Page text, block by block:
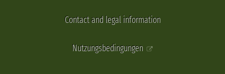
Contact and legal information
Nutzungsbedingungen